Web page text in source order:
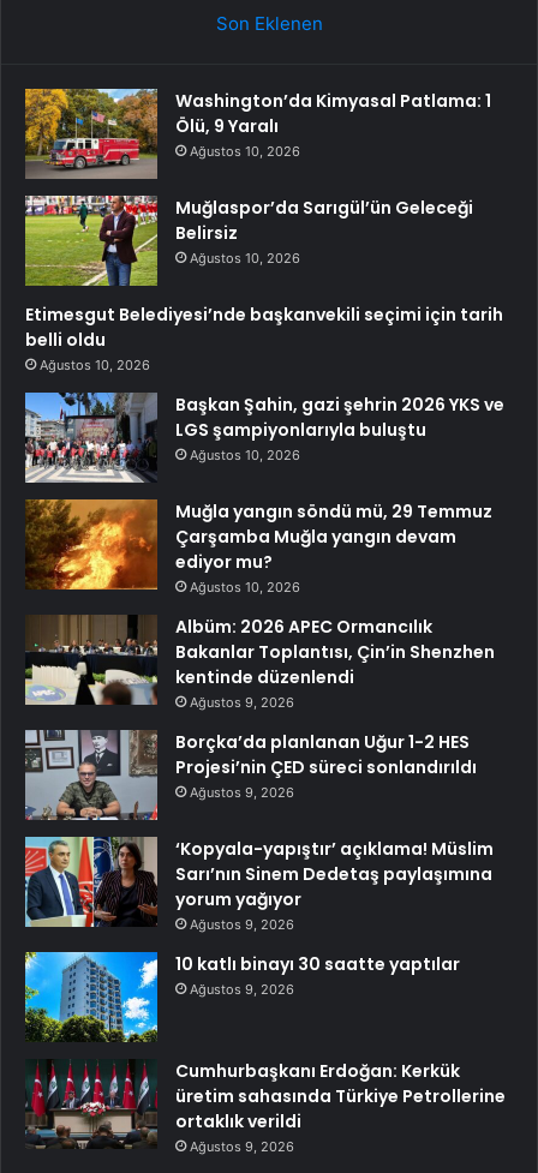
Son Eklenen
Washington’da Kimyasal Patlama: 1
Ölü, 9 Yaralı
Ağustos 10, 2026
Muğlaspor’da Sarıgül’ün Geleceği
Belirsiz
Ağustos 10, 2026
Etimesgut Belediyesi’nde başkanvekili seçimi için tarih
belli oldu
Ağustos 10, 2026
Başkan Şahin, gazi şehrin 2026 YKS ve
LGS şampiyonlarıyla buluştu
Ağustos 10, 2026
Muğla yangın söndü mü, 29 Temmuz
Çarşamba Muğla yangın devam
ediyor mu?
Ağustos 10, 2026
Albüm: 2026 APEC Ormancılık
Bakanlar Toplantısı, Çin’in Shenzhen
kentinde düzenlendi
Ağustos 9, 2026
Borçka’da planlanan Uğur 1-2 HES
Projesi’nin ÇED süreci sonlandırıldı
Ağustos 9, 2026
‘Kopyala-yapıştır’ açıklama! Müslim
Sarı’nın Sinem Dedetaş paylaşımına
yorum yağıyor
Ağustos 9, 2026
10 katlı binayı 30 saatte yaptılar
Ağustos 9, 2026
Cumhurbaşkanı Erdoğan: Kerkük
üretim sahasında Türkiye Petrollerine
ortaklık verildi
Ağustos 9, 2026